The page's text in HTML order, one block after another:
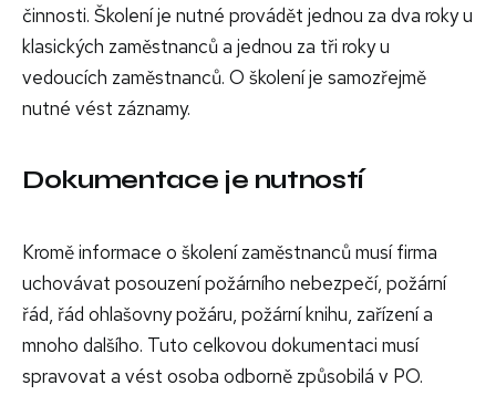
činnosti. Školení je nutné provádět jednou za dva roky u
klasických zaměstnanců a jednou za tři roky u
vedoucích zaměstnanců. O školení je samozřejmě
nutné vést záznamy.
Dokumentace je nutností
Kromě informace o školení zaměstnanců musí firma
uchovávat posouzení požárního nebezpečí, požární
řád, řád ohlašovny požáru, požární knihu, zařízení a
mnoho dalšího. Tuto celkovou dokumentaci musí
spravovat a vést osoba odborně způsobilá v PO.